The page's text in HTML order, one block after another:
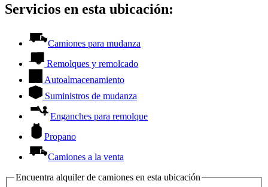
Servicios en esta ubicación:
Camiones para mudanza
Remolques y remolcado
Autoalmacenamiento
Suministros de mudanza
Enganches para remolque
Propano
Camiones a la venta
Encuentra alquiler de camiones en esta ubicación